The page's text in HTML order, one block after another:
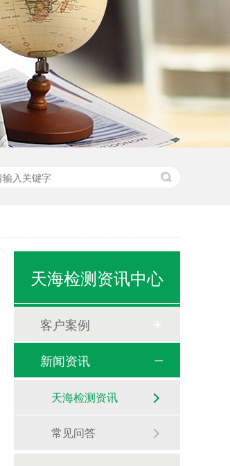
天海检测资讯中心
客户案例
新闻资讯
天海检测资讯
常见问答